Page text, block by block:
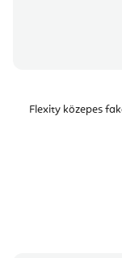
Flexity közepes